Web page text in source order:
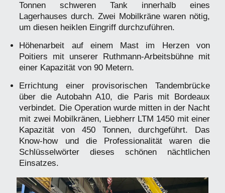
Tonnen schweren Tank innerhalb eines
Lagerhauses durch. Zwei Mobilkräne waren nötig,
um diesen heiklen Eingriff durchzuführen.
Höhenarbeit auf einem Mast im Herzen von
Poitiers mit unserer Ruthmann-Arbeitsbühne mit
einer Kapazität von 90 Metern.
Errichtung einer provisorischen Tandembrücke
über die Autobahn A10, die Paris mit Bordeaux
verbindet. Die Operation wurde mitten in der Nacht
mit zwei Mobilkränen, Liebherr LTM 1450 mit einer
Kapazität von 450 Tonnen, durchgeführt. Das
Know-how und die Professionalität waren die
Schlüsselwörter dieses schönen nächtlichen
Einsatzes.